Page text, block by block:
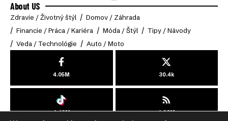
About US
Zdravie / Životný štýl
Domov / Záhrada
Financie / Práca / Kariéra
Móda / Štýl
Tipy / Návody
Veda / Technológie
Auto / Moto
4.05M 30.4k
4.49M 4.03M